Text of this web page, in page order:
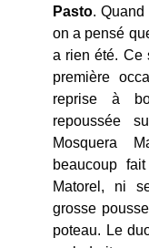
Pasto.
on a pensé
a rien été. Ce
première
reprise à
repoussée
Mosquera
beaucoup
Matorel, ni
grosse
poteau. Le